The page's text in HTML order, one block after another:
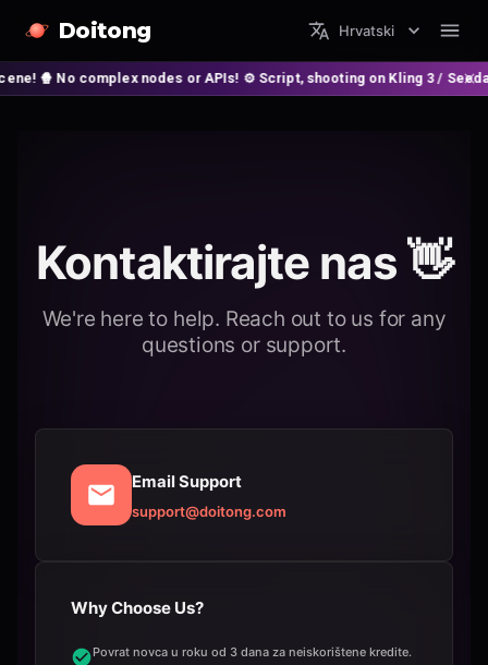
Doitong Hrvatski
complex nodes or APIs! ⚙️ Script, shooting on Kling 3 / Seedance 2
Kontaktirajte nas 👋
We're here to help. Reach out to us for any
questions or support.
Email Support
support@doitong.com
Why Choose Us?
Povrat novca u roku od 3 dana za neiskorištene kredite.